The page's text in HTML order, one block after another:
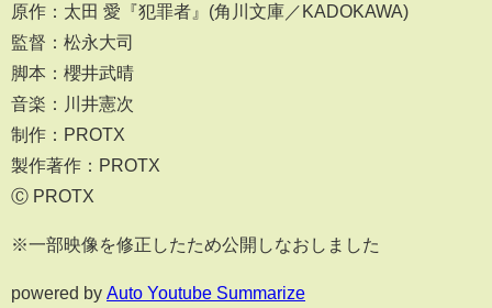
原作：太田 愛『犯罪者』(角川文庫／KADOKAWA)
監督：松永大司
脚本：櫻井武晴
音楽：川井憲次
制作：PROTX
製作著作：PROTX
Ⓒ PROTX
※一部映像を修正したため公開しなおしました
powered by Auto Youtube Summarize